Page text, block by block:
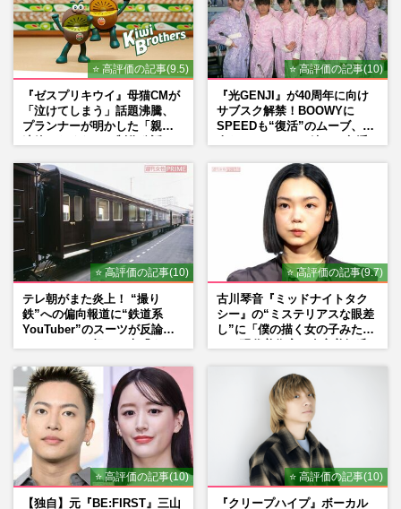
⭐ 高評価の記事(9.5)
『ゼスプリキウイ』母猫CMが
「泣けてしまう」話題沸騰、
プランナーが明かした「親に
⭐ 高評価の記事(10)
『光GENJI』が40周年に向け
サブスク解禁！BOOWYに
SPEEDも“復活”のムーブ、本
⭐ 高評価の記事(10)
テレ朝がまた炎上！ “撮り
鉄”への偏向報道に“鉄道系
YouTuber”のスーツが反論
は？」
⭐ 高評価の記事(9.7)
古川琴音『ミッドナイトタク
シー』の“ミステリアスな眼差
し”に「僕の描く女の子みた
⭐ 高評価の記事(10)
【独自】元『BE:FIRST』三山
⭐ 高評価の記事(10)
『クリープハイプ』ボーカル